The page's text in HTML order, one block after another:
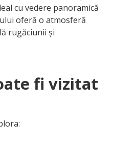
cu vedere panoramică
oferă o atmosferă
rugăciunii și
fi vizitat